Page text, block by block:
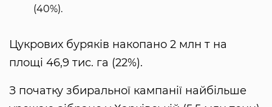
(40%).
Цукрових буряків накопано 2 млн т на
площі 46,9 тис. га (22%).
З початку збиральної кампанії найбільше